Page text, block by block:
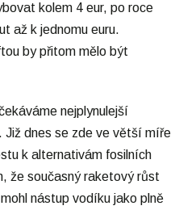
kolem 4 eur, po roce
až k jednomu euru.
by přitom mělo být
nejplynulejší
Již dnes se zde ve větší míře
k alternativám fosilních
že současný raketový růst
nástup vodíku jako plně